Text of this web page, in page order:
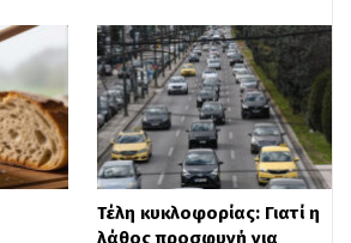
Τέλη κυκλοφορίας: Γιατί η
λάθος προσφυγή για